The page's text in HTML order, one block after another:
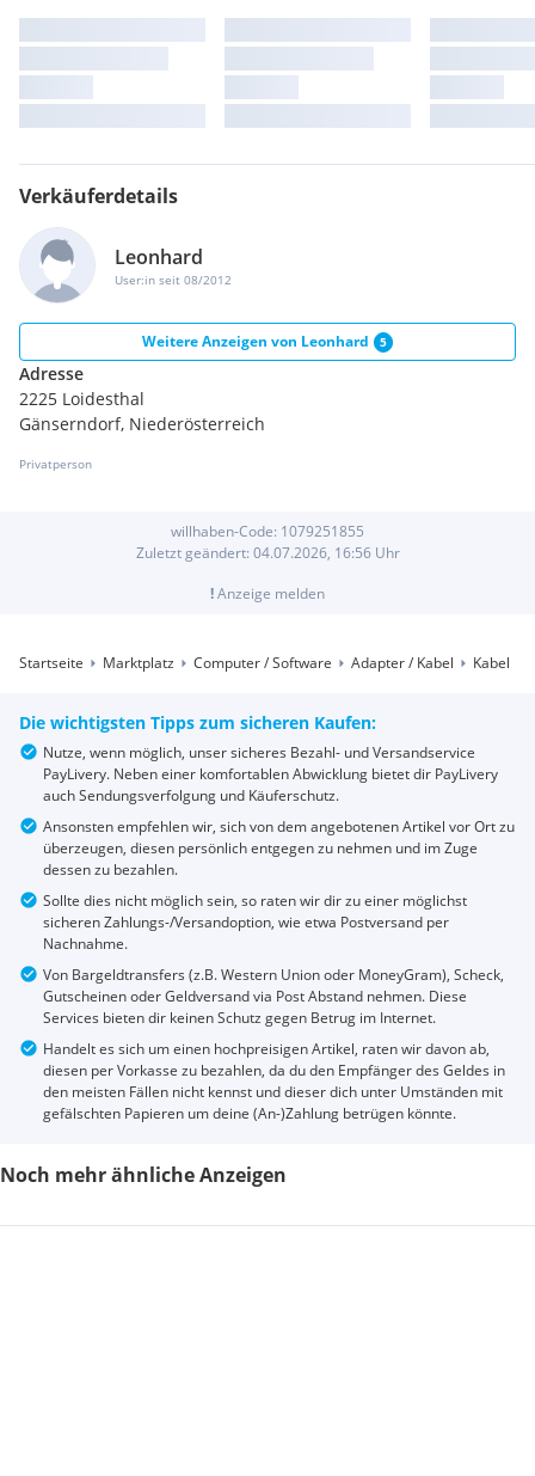
Verkäuferdetails
Leonhard
User:in seit 08/2012
Weitere Anzeigen von Leonhard 5
Adresse
2225 Loidesthal
Gänserndorf, Niederösterreich
Privatperson
willhaben-Code: 1079251855
Zuletzt geändert: 04.07.2026, 16:56Uhr
!Anzeige melden
Startseite Marktplatz Computer / Software Adapter / Kabel Kabel
Die wichtigsten Tipps zum sicheren Kaufen:
Nutze, wenn möglich, unser sicheres Bezahl- und Versandservice
PayLivery. Neben einer komfortablen Abwicklung bietet dir PayLivery
auch Sendungsverfolgung und Käuferschutz.
Ansonsten empfehlen wir, sich von dem angebotenen Artikel vor Ort zu
überzeugen, diesen persönlich entgegen zu nehmen und im Zuge
dessen zu bezahlen.
Sollte dies nicht möglich sein, so raten wir dir zu einer möglichst
sicheren Zahlungs-/Versandoption, wie etwa Postversand per
Nachnahme.
Von Bargeldtransfers (z.B. Western Union oder MoneyGram), Scheck,
Gutscheinen oder Geldversand via Post Abstand nehmen. Diese
Services bieten dir keinen Schutz gegen Betrug im Internet.
Handelt es sich um einen hochpreisigen Artikel, raten wir davon ab,
diesen per Vorkasse zu bezahlen, da du den Empfänger des Geldes in
den meisten Fällen nicht kennst und dieser dich unter Umständen mit
gefälschten Papieren um deine (An-)Zahlung betrügen könnte.
Noch mehr ähnliche Anzeigen